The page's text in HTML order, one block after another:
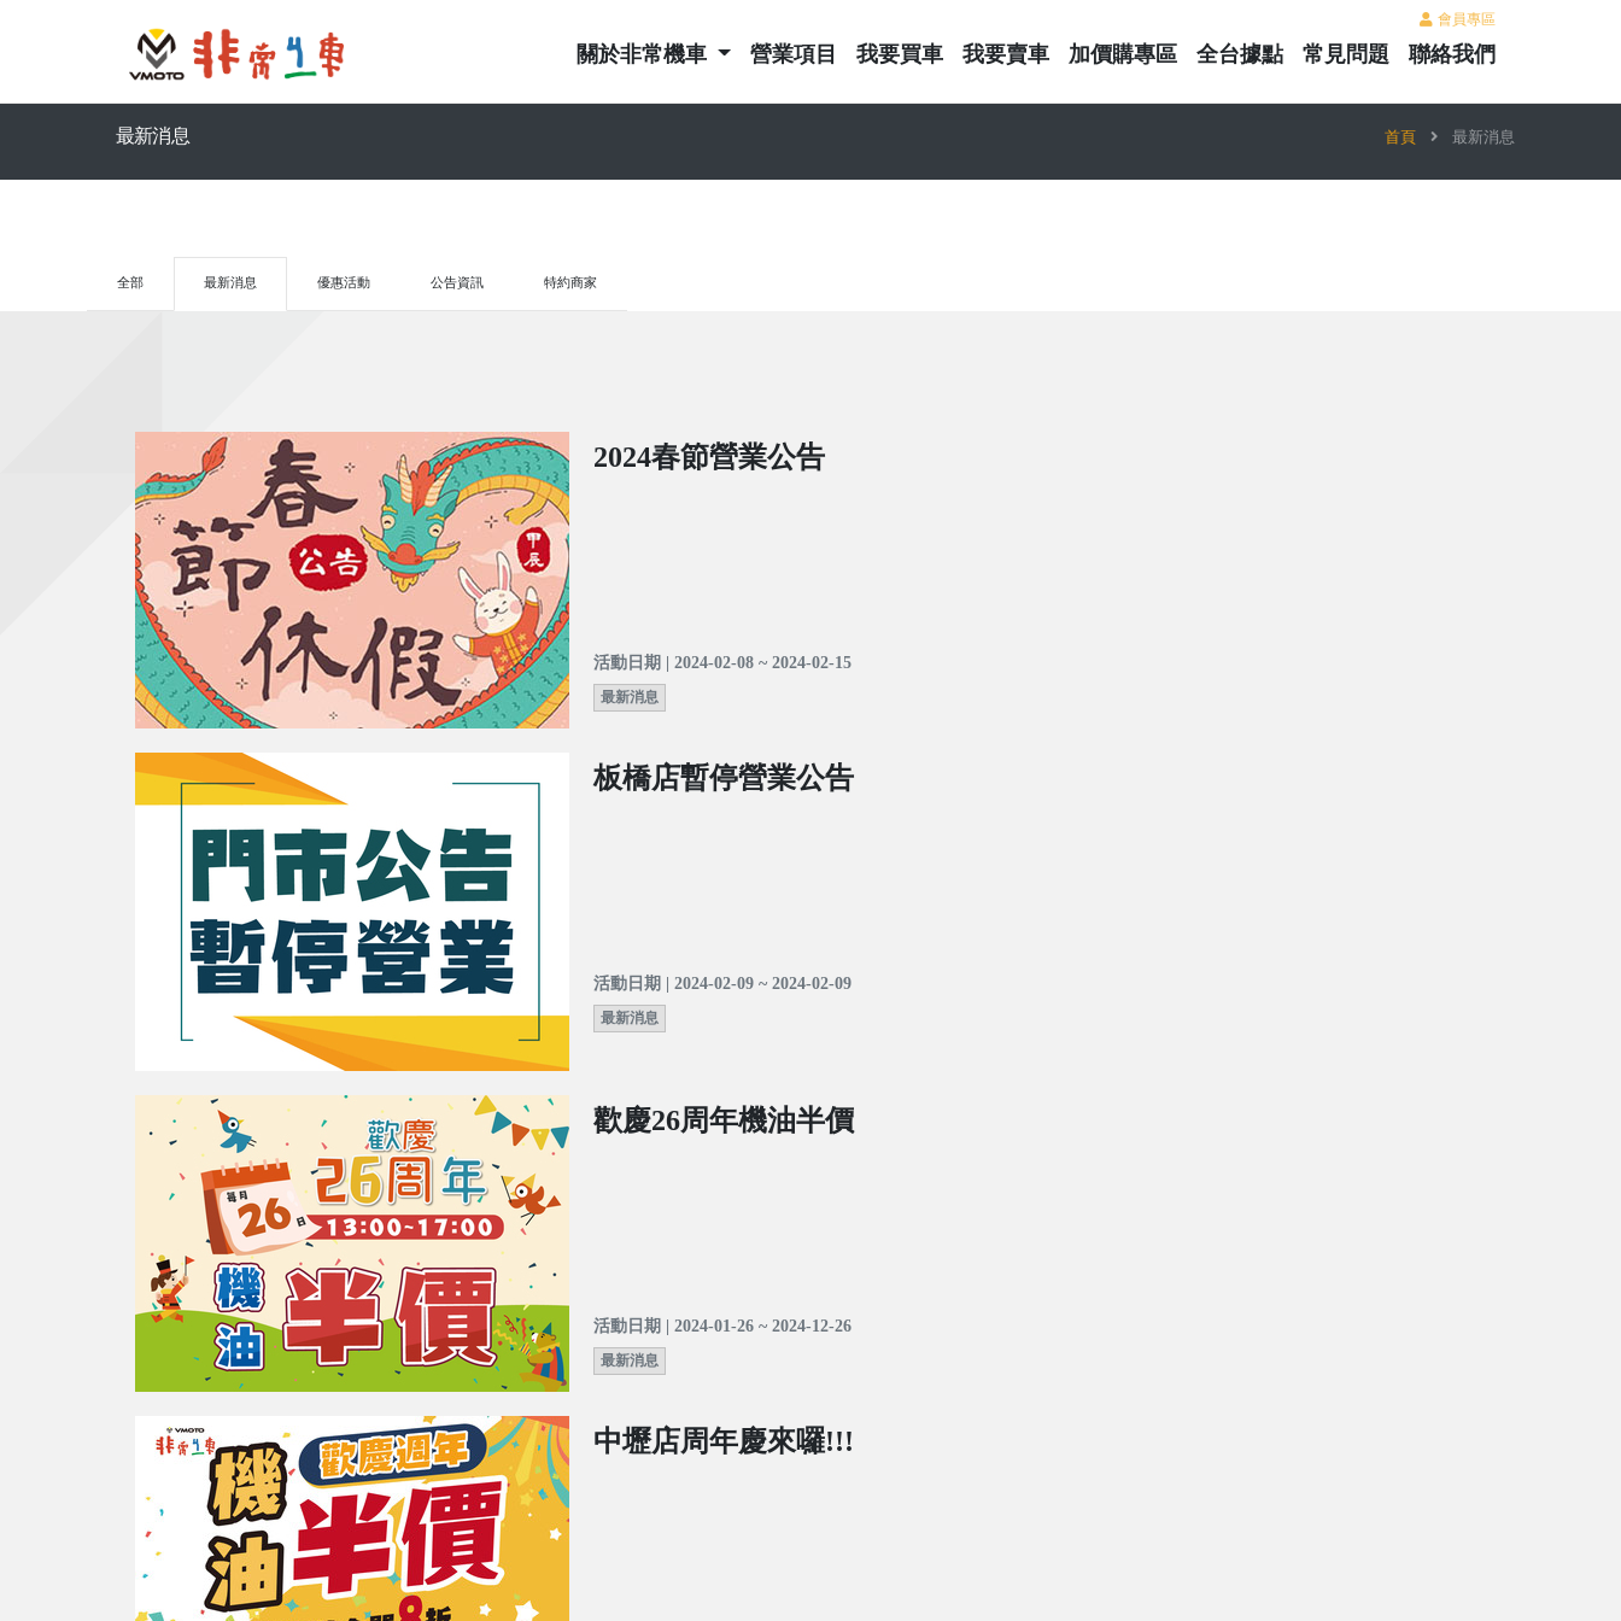
會員專區
關於非常機車 營業項目 我要買車 我要賣車 加價購專區 全台據點 常見問題 聯絡我們
最新消息 首頁 最新消息
全部 最新消息 優惠活動 公告資訊 特約商家
2024春節營業公告
活動日期 | 2024-02-08 ~ 2024-02-15
最新消息
板橋店暫停營業公告
活動日期 | 2024-02-09 ~ 2024-02-09
最新消息
歡慶26周年機油半價
活動日期 | 2024-01-26 ~ 2024-12-26
最新消息
中壢店周年慶來囉!!!